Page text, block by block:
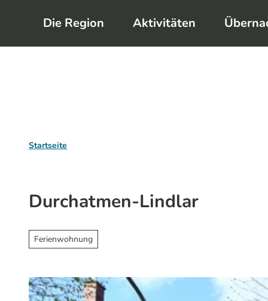
m
Die Region Aktivitäten
Startseite
Durchatmen-Lindlar
Ferienwohnung